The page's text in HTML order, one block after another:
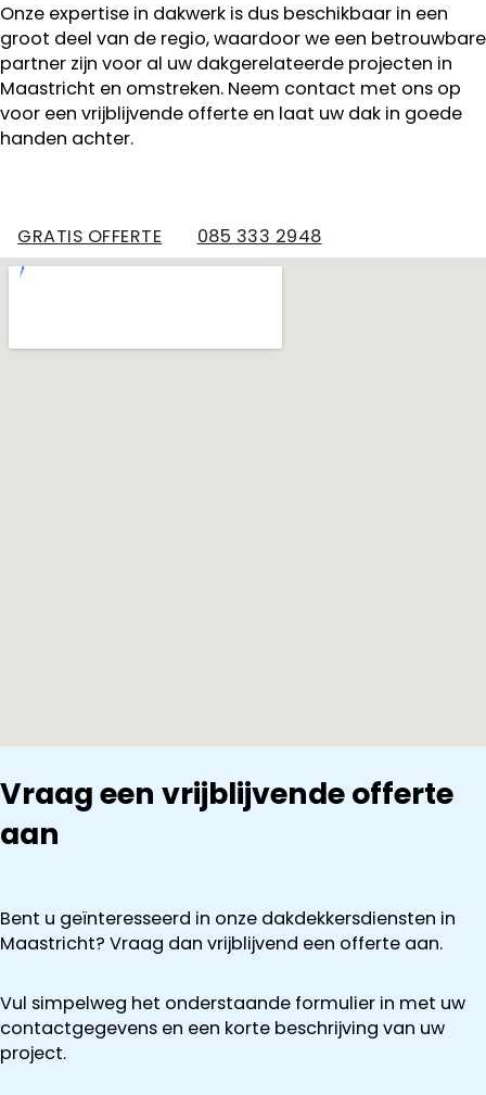
Onze expertise in dakwerk is dus beschikbaar in een
groot deel van de regio, waardoor we een betrouwbare
partner zijn voor al uw dakgerelateerde projecten in
Maastricht en omstreken. Neem contact met ons op
voor een vrijblijvende offerte en laat uw dak in goede
handen achter.
GRATIS OFFERTE 085 333 2948
Vraag een vrijblijvende offerte
aan
Bent u geïnteresseerd in onze dakdekkersdiensten in
Maastricht? Vraag dan vrijblijvend een offerte aan.
Vul simpelweg het onderstaande formulier in met uw
contactgegevens en een korte beschrijving van uw
project.